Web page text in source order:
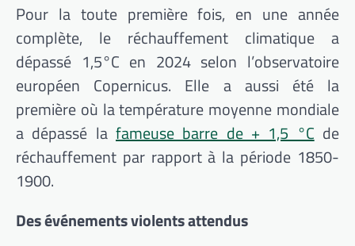
Pour la toute première fois, en une année
complète, le réchauffement climatique a
dépassé 1,5°C en 2024 selon l’observatoire
européen Copernicus. Elle a aussi été la
première où la température moyenne mondiale
a dépassé la fameuse barre de + 1,5 °C de
réchauffement par rapport à la période 1850-
1900.
Des événements violents attendus